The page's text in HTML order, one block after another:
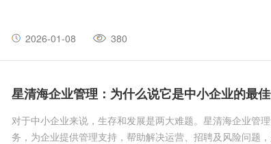
2026-01-08 380
星清海企业管理：为什么说它是中小企业的最
对于中小企业来说，生存和发展是两大难题。星清海企业管
务，为企业提供管理支持，帮助解决运营、招聘及风险问题